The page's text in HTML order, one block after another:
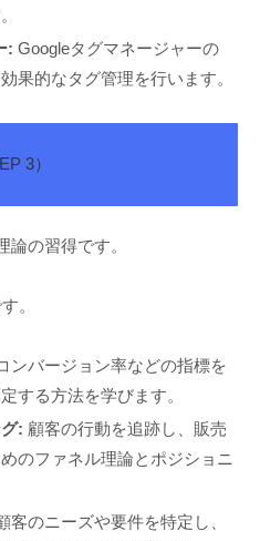
: Googleタグマネージャーの
果的なタグ管理を行います。
3）
の習得です。
。
ンバージョン率などの指標を
する方法を学びます。
: 顧客の行動を追跡し、販売
のファネル理論とポジショニ
客のニーズや要件を特定し、